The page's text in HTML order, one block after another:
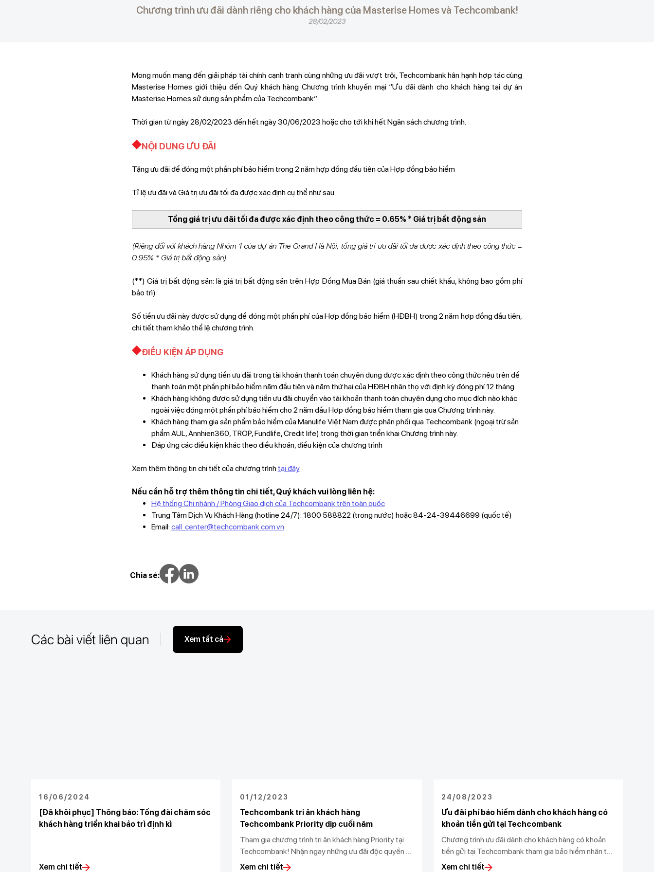
Chương trình ưu đãi dành riêng cho khách hàng của Masterise Homes và Techcombank!
28/02/2023
Mong muốn mang đến giải pháp tài chính cạnh tranh cùng những ưu đãi vượt trội, Techcombank hân hạnh hợp tác cùng
Masterise Homes giới thiệu đến Quý khách hàng Chương trình khuyến mại “Ưu đãi dành cho khách hàng tại dự án
Masterise Homes sử dụng sản phẩm của Techcombank”.
Thời gian từ ngày 28/02/2023 đến hết ngày 30/06/2023 hoặc cho tới khi hết Ngân sách chương trình.
NỘI DUNG ƯU ĐÃI
Tặng ưu đãi để đóng một phần phí bảo hiểm trong 2 năm hợp đồng đầu tiên của Hợp đồng bảo hiểm
Tỉ lệ ưu đãi và Giá trị ưu đãi tối đa được xác định cụ thể như sau:
Tổng giá trị ưu đãi tối đa được xác định theo công thức = 0.65% * Giá trị bất động sản
(Riêng đối với khách hàng Nhóm 1 của dự án The Grand Hà Nội, tổng giá trị ưu đãi tối đa được xác định theo công thức =
0.95% * Giá trị bất động sản)
(**) Giá trị bất động sản: là giá trị bất động sản trên Hợp Đồng Mua Bán (giá thuần sau chiết khấu, không bao gồm phí
bảo trì)
Số tiền ưu đãi này được sử dụng để đóng một phần phí của Hợp đồng bảo hiểm (HĐBH) trong 2 năm hợp đồng đầu tiên,
chi tiết tham khảo thể lệ chương trình.
ĐIỀU KIỆN ÁP DỤNG
Khách hàng sử dụng tiền ưu đãi trong tài khoản thanh toán chuyên dụng được xác định theo công thức nêu trên để
thanh toán một phần phí bảo hiểm năm đầu tiên và năm thứ hai của HĐBH nhân thọ với định kỳ đóng phí 12 tháng.
Khách hàng không được sử dụng tiền ưu đãi chuyển vào tài khoản thanh toán chuyên dụng cho mục đích nào khác
ngoài việc đóng một phần phí bảo hiểm cho 2 năm đầu Hợp đồng bảo hiểm tham gia qua Chương trình này.
Khách hàng tham gia sản phẩm bảo hiểm của Manulife Việt Nam được phân phối qua Techcombank (ngoại trừ sản
phẩm AUL, Annhien360, TROP, Fundlife, Credit life) trong thời gian triển khai Chương trình này.
Đáp ứng các điều kiện khác theo điều khoản, điều kiện của chương trình
Xem thêm thông tin chi tiết của chương trình tại đây
Nếu cần hỗ trợ thêm thông tin chi tiết, Quý khách vui lòng liên hệ:
Hệ thống Chi nhánh / Phòng Giao dịch của Techcombank trên toàn quốc
Trung Tâm Dịch Vụ Khách Hàng (hotline 24/7): 1800 588822 (trong nước) hoặc 84-24-39446699 (quốc tế)
Email: call_center@techcombank.com.vn
Chia sẻ:
Các bài viết liên quan Xem tất cả
16/06/2024
[Đã khôi phục] Thông báo: Tổng đài chăm sóc
khách hàng triển khai bảo trì định kì
Xem chi tiết
01/12/2023
Techcombank tri ân khách hàng
Techcombank Priority dịp cuối năm
Tham gia chương trình tri ân khách hàng Priority tại
Techcombank! Nhận ngay những ưu đãi độc quyền và
dịch vụ ưu việt
Xem chi tiết
24/08/2023
Ưu đãi phí bảo hiểm dành cho khách hàng có
khoản tiền gửi tại Techcombank
Chương trình ưu đãi dành cho khách hàng có khoản
tiền gửi tại Techcombank tham gia bảo hiểm nhân thọ
của Manulife Việt Nam
Xem chi tiết